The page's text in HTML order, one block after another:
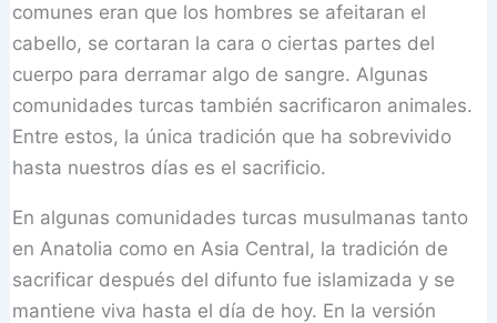
comunes eran que los hombres se afeitaran el
cabello, se cortaran la cara o ciertas partes del
cuerpo para derramar algo de sangre. Algunas
comunidades turcas también sacrificaron animales.
Entre estos, la única tradición que ha sobrevivido
hasta nuestros días es el sacrificio.
En algunas comunidades turcas musulmanas tanto
en Anatolia como en Asia Central, la tradición de
sacrificar después del difunto fue islamizada y se
mantiene viva hasta el día de hoy. En la versión